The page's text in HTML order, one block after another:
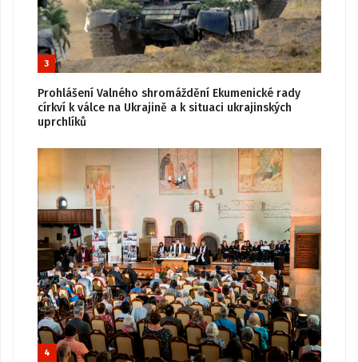
3
Prohlášení Valného shromáždění Ekumenické rady
církví k válce na Ukrajině a k situaci ukrajinských
uprchlíků
4